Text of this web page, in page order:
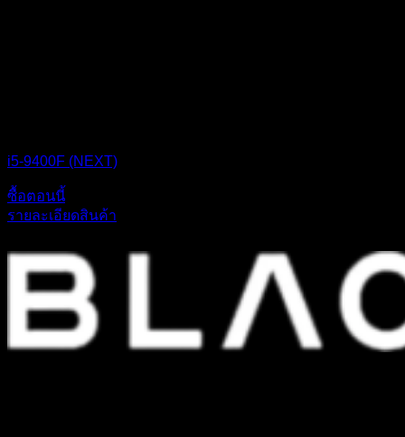
i5-9400F (NEXT)
ซื้อตอนนี้
รายละเอียดสินค้า